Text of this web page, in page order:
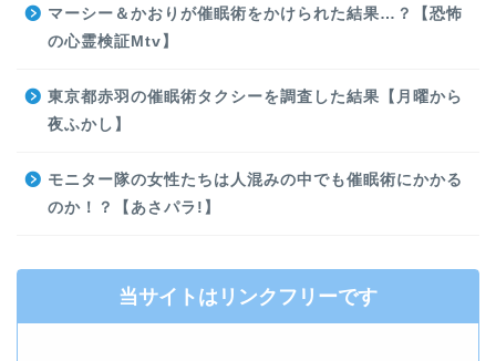
マーシー＆かおりが催眠術をかけられた結果…？【恐怖
の心霊検証Mtv】
東京都赤羽の催眠術タクシーを調査した結果【月曜から
夜ふかし】
モニター隊の女性たちは人混みの中でも催眠術にかかる
のか！？【あさパラ!】
当サイトはリンクフリーです